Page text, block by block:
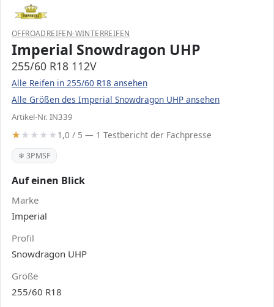
OFFROADREIFEN-WINTERREIFEN
Imperial Snowdragon UHP
255/60 R18 112V
Alle Reifen in 255/60 R18 ansehen
Alle Größen des Imperial Snowdragon UHP ansehen
Artikel-Nr. IN339
1,0 / 5 — 1 Testbericht der Fachpresse
❄ 3PMSF
Auf einen Blick
Marke
Imperial
Profil
Snowdragon UHP
Größe
255/60 R18